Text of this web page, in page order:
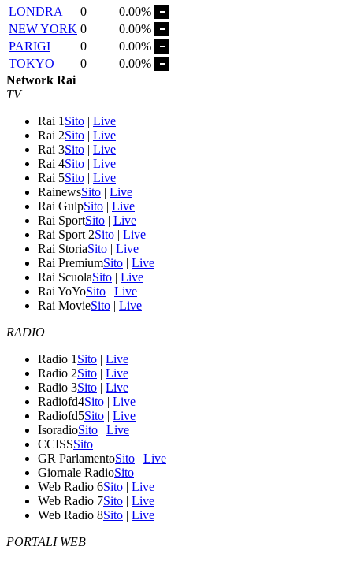
LONDRA
0
0.00%
NEW YORK 0
0.00%
PARIGI
0
0.00%
TOKYO
0
0.00%
Network Rai
TV
Rai 1 Sito | Live
Rai 2Sito | Live
Rai 3Sito | Live
Rai 4Sito | Live
Rai 5Sito | Live
RainewsSito | Live
Rai GulpSito | Live
Rai SportSito | Live
Rai Sport 2Sito | Live
Rai StoriaSito | Live
Rai PremiumSito | Live
Rai ScuolaSito | Live
Rai YoYoSito | Live
Rai MovieSito | Live
RADIO
Radio 1 Sito | Live
Radio 2Sito | Live
Radio 3Sito | Live
Radiofd4Sito | Live
Radiofd5Sito | Live
IsoradioSito | Live
CCISSSito
GR ParlamentoSito | Live
Giornale RadioSito
Web Radio 6Sito | Live
Web Radio 7Sito | Live
Web Radio 8Sito | Live
PORTALI WEB